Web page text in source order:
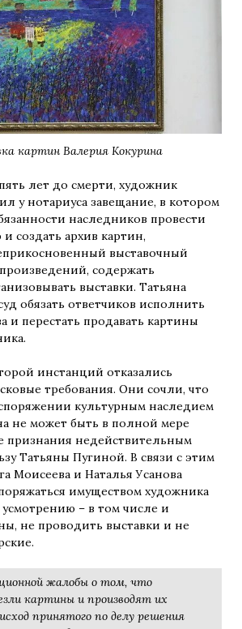
картин Валерия Кокурина
лет до смерти, художник
у нотариуса завещание, в котором
наследников провести
создать архив картин,
выставочный
содержать
выставки. Татьяна
обязать ответчиков исполнить
и перестать продавать картины
инстанций отказались
требования. Они сочли, что
культурным наследием
не может быть в полной мере
признания недействительным
Татьяны Пугиной. В связи с этим
Моисеева и Наталья Усанова
имуществом художника
усмотрению – в том числе и
не проводить выставки и не
жалобы о том, что
картины и производят их
принятого по делу решения